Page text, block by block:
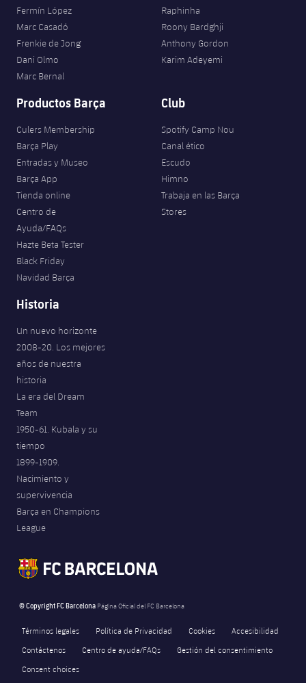
Fermín López
Marc Casadó
Frenkie de Jong
Dani Olmo
Marc Bernal
Raphinha
Roony Bardghji
Anthony Gordon
Karim Adeyemi
Productos Barça
Culers Membership
Barça Play
Entradas y Museo
Barça App
Tienda online
Centro de
Ayuda/FAQs
Hazte Beta Tester
Black Friday
Navidad Barça
Club
Spotify Camp Nou
Canal ético
Escudo
Himno
Trabaja en las Barça
Stores
Historia
Un nuevo horizonte
2008-20. Los mejores
años de nuestra
historia
La era del Dream
Team
1950-61. Kubala y su
tiempo
1899-1909.
Nacimiento y
supervivencia
Barça en Champions
League
© Copyright FC Barcelona Página Oficial del FC Barcelona
Términos legales Política de Privacidad Cookies
Accesibilidad
Contáctenos
Centro de ayuda/FAQs
Gestión del consentimiento
Consent choices